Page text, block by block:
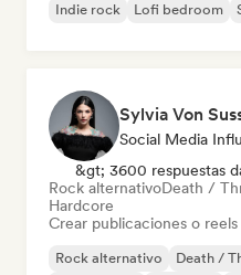
Indie rock
Lofi bedroom
Sylvia Von
Social Media
&gt; 3600 respuestas
Rock alternativoDeath /
Hardcore
Crear publicaciones o
Rock alternativo Death /